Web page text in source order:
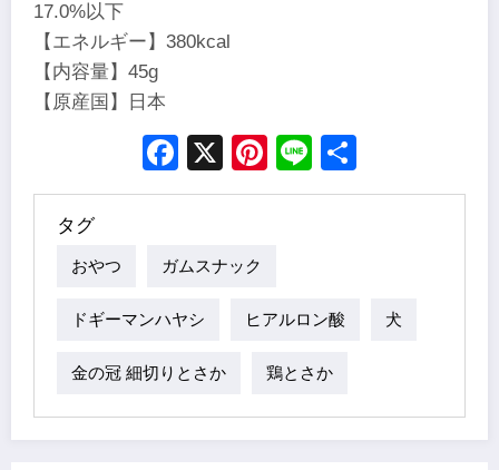
17.0%以下
【エネルギー】380kcal
【内容量】45g
【原産国】日本
Facebook
X Pinterest
Line
タグ
おやつ ガムスナック
ドギーマンハヤシ ヒアルロン酸 犬
金の冠 細切りとさか 鶏とさか